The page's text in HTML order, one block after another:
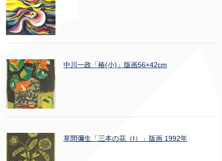
中川一政「椿(小)」版画56×42cm
草間彌生「三本の花（I）」版画 1992年